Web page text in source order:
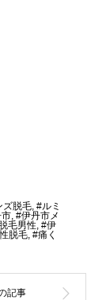
ズ脱毛, #ルミ
, #伊丹市メ
毛男性, #伊
脱毛, #痛く